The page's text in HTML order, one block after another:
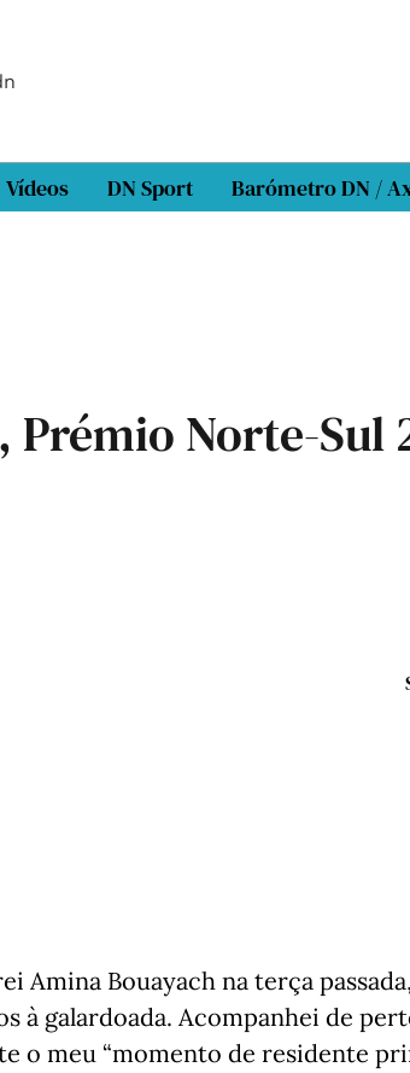
Vídeos DN Sport Barómetro DN /
Norte-Sul
Amina Bouayach na terça
à galardoada. Acompanhei de
o meu “momento de residente